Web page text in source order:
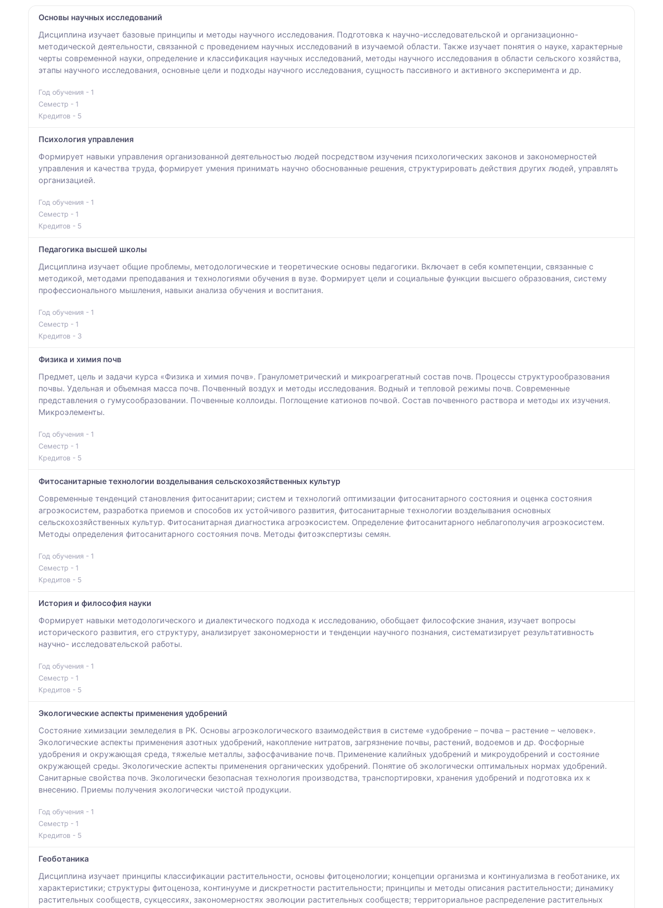
Основы научных исследований
Дисциплина изучает базовые принципы и методы научного исследования. Подготовка к научно-исследовательской и организационно-
методической деятельности, связанной с проведением научных исследований в изучаемой области. Также изучает понятия о науке, характерные
черты современной науки, определение и классификация научных исследований, методы научного исследования в области сельского хозяйства,
этапы научного исследования, основные цели и подходы научного исследования, сущность пассивного и активного эксперимента и др.
Год обучения - 1
Семестр - 1
Кредитов - 5
Психология управления
Формирует навыки управления организованной деятельностью людей посредством изучения психологических законов и закономерностей
управления и качества труда, формирует умения принимать научно обоснованные решения, структурировать действия других людей, управлять
организацией.
Год обучения - 1
Семестр - 1
Кредитов - 5
Педагогика высшей школы
Дисциплина изучает общие проблемы, методологические и теоретические основы педагогики. Включает в себя компетенции, связанные с
методикой, методами преподавания и технологиями обучения в вузе. Формирует цели и социальные функции высшего образования, систему
профессионального мышления, навыки анализа обучения и воспитания.
Год обучения - 1
Семестр - 1
Кредитов - 3
Физика и химия почв
Предмет, цель и задачи курса «Физика и химия почв». Гранулометрический и микроагрегатный состав почв. Процессы структурообразования
почвы. Удельная и объемная масса почв. Почвенный воздух и методы исследования. Водный и тепловой режимы почв. Современные
представления о гумусообразовании. Почвенные коллоиды. Поглощение катионов почвой. Состав почвенного раствора и методы их изучения.
Микроэлементы.
Год обучения - 1
Семестр - 1
Кредитов - 5
Фитосанитарные технологии возделывания сельскохозяйственных культур
Современные тенденций становления фитосанитарии; систем и технологий оптимизации фитосанитарного состояния и оценка состояния
агроэкосистем, разработка приемов и способов их устойчивого развития, фитосанитарные технологии возделывания основных
сельскохозяйственных культур. Фитосанитарная диагностика агроэкосистем. Определение фитосанитарного неблагополучия агроэкосистем.
Методы определения фитосанитарного состояния почв. Методы фитоэкспертизы семян.
Год обучения - 1
Семестр - 1
Кредитов - 5
История и философия науки
Формирует навыки методологического и диалектического подхода к исследованию, обобщает философские знания, изучает вопросы
исторического развития, его структуру, анализирует закономерности и тенденции научного познания, систематизирует результативность
научно- исследовательской работы.
Год обучения - 1
Семестр - 1
Кредитов - 5
Экологические аспекты применения удобрений
Состояние химизации земледелия в РК. Основы агроэкологического взаимодействия в системе «удобрение – почва – растение – человек».
Экологические аспекты применения азотных удобрений, накопление нитратов, загрязнение почвы, растений, водоемов и др. Фосфорные
удобрения и окружающая среда, тяжелые металлы, зафосфачивание почв. Применение калийных удобрений и микроудобрений и состояние
окружающей среды. Экологические аспекты применения органических удобрений. Понятие об экологически оптимальных нормах удобрений.
Санитарные свойства почв. Экологически безопасная технология производства, транспортировки, хранения удобрений и подготовка их к
внесению. Приемы получения экологически чистой продукции.
Год обучения - 1
Семестр - 1
Кредитов - 5
Геоботаника
Дисциплина изучает принципы классификации растительности, основы фитоценологии; концепции организма и континуализма в геоботанике, их
характеристики; структуры фитоценоза, континууме и дискретности растительности; принципы и методы описания растительности; динамику
растительных сообществ, сукцессиях, закономерностях эволюции растительных сообществ; территориальное распределение растительных